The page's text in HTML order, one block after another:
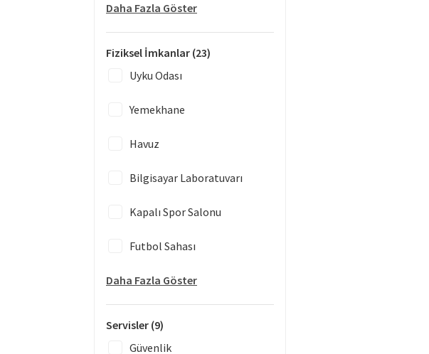
Daha Fazla Göster
Fiziksel İmkanlar (23)
Uyku Odası
Yemekhane
Havuz
Bilgisayar Laboratuvarı
Kapalı Spor Salonu
Futbol Sahası
Daha Fazla Göster
Servisler (9)
Güvenlik